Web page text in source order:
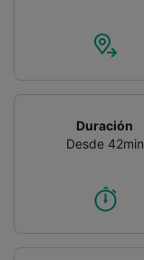
Duración
Desde 42min